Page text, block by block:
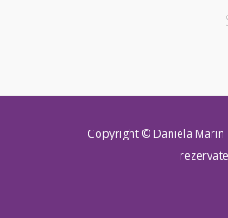
Copyright © Daniela
rezervate